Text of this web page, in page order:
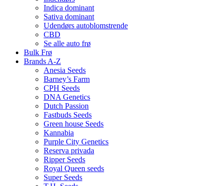
Indica dominant
Sativa dominant
Udendørs autoblomstrende
CBD
Se alle auto frø
Bulk Frø
Brands A-Z
Anesia Seeds
Barney’s Farm
CPH Seeds
DNA Genetics
Dutch Passion
Fastbuds Seeds
Green house Seeds
Kannabia
Purple City Genetics
Reserva privada
Ripper Seeds
Royal Queen seeds
Super Seeds